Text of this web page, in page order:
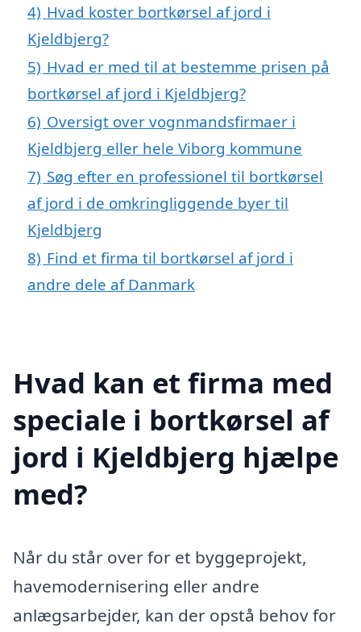
4) Hvad koster bortkørsel af jord i
Kjeldbjerg?
5) Hvad er med til at bestemme prisen på
bortkørsel af jord i Kjeldbjerg?
6) Oversigt over vognmandsfirmaer i
Kjeldbjerg eller hele Viborg kommune
7) Søg efter en professionel til bortkørsel
af jord i de omkringliggende byer til
Kjeldbjerg
8) Find et firma til bortkørsel af jord i
andre dele af Danmark
Hvad kan et firma med
speciale i bortkørsel af
jord i Kjeldbjerg hjælpe
med?
Når du står over for et byggeprojekt,
havemodernisering eller andre
anlægsarbejder, kan der opstå behov for